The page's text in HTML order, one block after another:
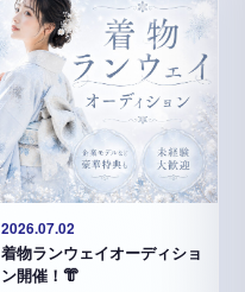
2026.07.02
着物ランウェイオーディショ
ン開催！👘